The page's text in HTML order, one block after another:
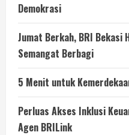
Demokrasi
Jumat Berkah, BRI Bekasi
Semangat Berbagi
5 Menit untuk
Perluas Akses Inklusi
Agen BRILink